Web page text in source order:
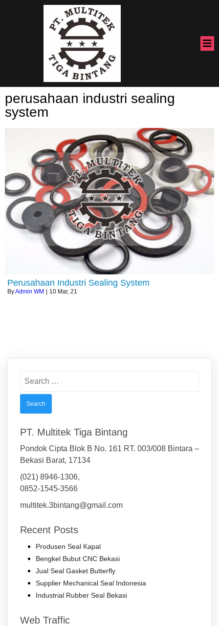
perusahaan industri sealing
system
Perusahaan Industri Sealing System
ByAdmin WM | 10 Mar, 21
for:
PT. Multitek Tiga Bintang
Pondok Cipta Blok B No. 161 RT. 003/008 Bintara –
Bekasi Barat, 17134
(021) 8946-1306,
0852-1545-3566
multitek.3bintang@gmail.com
Recent Posts
Produsen Seal Kapal
Bengkel Bubut CNC Bekasi
Jual Seal Gasket Butterfly
Supplier Mechanical Seal Indonesia
Industrial Rubber Seal Bekasi
Web Traffic